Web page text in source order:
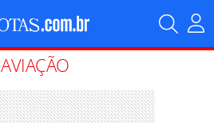
AVIAÇÃO